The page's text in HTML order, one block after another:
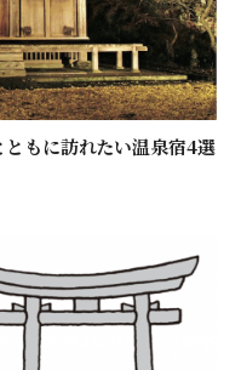
もに訪れたい温泉宿4選